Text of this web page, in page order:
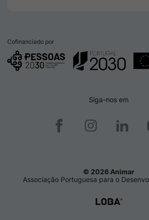
Cofinanciado por
Siga-nos em
© 2026 Animar
Associação Portuguesa para o